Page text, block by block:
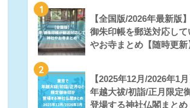
1
【全国版/2026年最新版
御朱印帳を郵送対応して
やお寺まとめ【随時更新
2
【2025年12月/2026年1
年越大祓/初詣/正月限定
登場する神社仏閣まとめ